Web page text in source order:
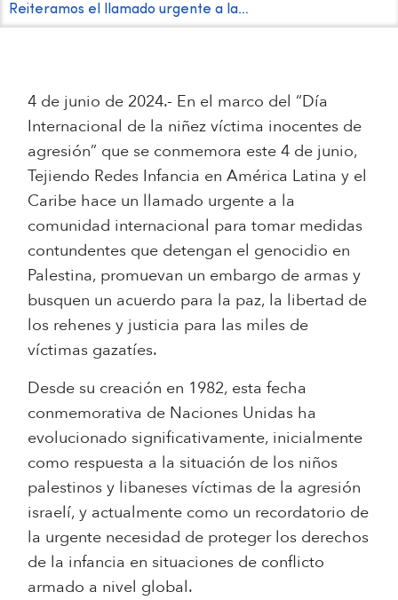
Reiteramos el llamado urgente a la…
4 de junio de 2024.- En el marco del “Día
Internacional de la niñez víctima inocentes de
agresión” que se conmemora este 4 de junio,
Tejiendo Redes Infancia en América Latina y el
Caribe hace un llamado urgente a la
comunidad internacional para tomar medidas
contundentes que detengan el genocidio en
Palestina, promuevan un embargo de armas y
busquen un acuerdo para la paz, la libertad de
los rehenes y justicia para las miles de
víctimas gazatíes.
Desde su creación en 1982, esta fecha
conmemorativa de Naciones Unidas ha
evolucionado significativamente, inicialmente
como respuesta a la situación de los niños
palestinos y libaneses víctimas de la agresión
israelí, y actualmente como un recordatorio de
la urgente necesidad de proteger los derechos
de la infancia en situaciones de conflicto
armado a nivel global.